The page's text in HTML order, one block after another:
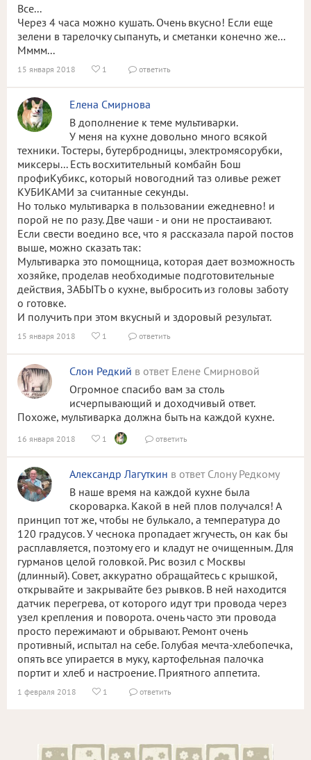
Все...
Через 4 часа можно кушать. Очень вкусно! Если еще
зелени в тарелочку сыпануть, и сметанки конечно же...
Мммм...
15 января 2018  1  ответить
Елена Смирнова
В дополнение к теме мультиварки.
У меня на кухне довольно много всякой
техники. Тостеры, бутербродницы, электромясорубки,
миксеры... Есть восхитительный комбайн Бош
профиКубикс, который новогодний таз оливье режет
КУБИКАМИ за считанные секунды.
Но только мультиварка в пользовании ежедневно! и
порой не по разу. Две чаши - и они не простаивают.
Если свести воедино все, что я рассказала парой постов
выше, можно сказать так:
Мультиварка это помощница, которая дает возможность
хозяйке, проделав необходимые подготовительные
действия, ЗАБЫТЬ о кухне, выбросить из головы заботу
о готовке.
И получить при этом вкусный и здоровый результат.
15 января 2018  1  ответить
Слон Редкий в ответ Елене Смирновой
Огромное спасибо вам за столь
исчерпывающий и доходчивый ответ.
Похоже, мультиварка должна быть на каждой кухне.
16 января 2018  1  ответить
Александр Лагуткин в ответ Слону Редкому
В наше время на каждой кухне была
скороварка. Какой в ней плов получался! А
принцип тот же, чтобы не булькало, а температура до
120 градусов. У чеснока пропадает жгучесть, он как бы
расплавляется, поэтому его и кладут не очищенным. Для
гурманов целой головкой. Рис возил с Москвы
(длинный). Совет, аккуратно обращайтесь с крышкой,
открывайте и закрывайте без рывков. В ней находится
датчик перегрева, от которого идут три провода через
узел крепления и поворота. очень часто эти провода
просто пережимают и обрывают. Ремонт очень
противный, испытал на себе. Голубая мечта-хлебопечка,
опять все упирается в муку, картофельная палочка
портит и хлеб и настроение. Приятного аппетита.
1 февраля 2018  1  ответить